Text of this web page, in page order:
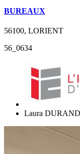
BUREAUX
56100, LORIENT
56_0634
Laura DURAND